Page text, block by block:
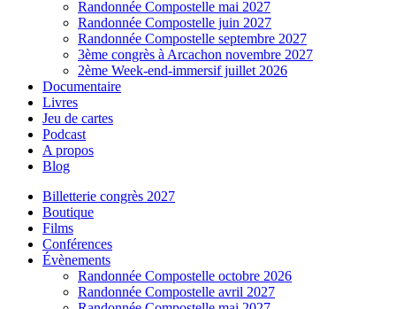
Randonnée Compostelle mai 2027
Randonnée Compostelle juin 2027
Randonnée Compostelle septembre 2027
3ème congrès à Arcachon novembre 2027
2ème Week-end-immersif juillet 2026
Documentaire
Livres
Jeu de cartes
Podcast
A propos
Blog
Billetterie congrès 2027
Boutique
Films
Conférences
Évènements
Randonnée Compostelle octobre 2026
Randonnée Compostelle avril 2027